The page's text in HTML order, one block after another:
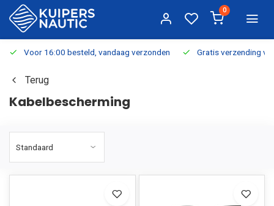
0
Voor 16:00 besteld, vandaag verzonden Gratis verzending
Terug
Kabelbescherming